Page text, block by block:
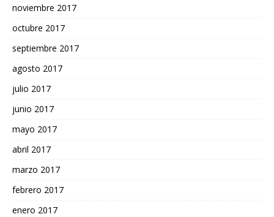
noviembre 2017
octubre 2017
septiembre 2017
agosto 2017
julio 2017
junio 2017
mayo 2017
abril 2017
marzo 2017
febrero 2017
enero 2017